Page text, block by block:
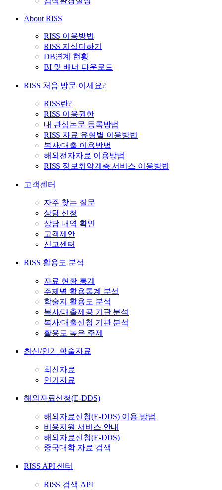
About RISS
RISS 이용방법
RISS 지식더하기
DB연계 현황
BI 및 배너 다운로드
RISS 처음 방문 이세요?
RISS란?
RISS 이용권한
내 관심논문 등록방법
RISS 자료 유형별 이용방법
복사/대출 이용방법
해외전자자료 이용방법
RISS 정보취약계층 서비스 이용방법
고객센터
자주 찾는 질문
상담 신청
상담 내역 확인
고객제안
신고센터
RISS 활용도 분석
자료 현황 통계
주제별 활용통계 분석
학술지 활용도 분석
복사/대출제공 기관 분석
복사/대출신청 기관 분석
활용도 높은 주제
최신/인기 학술자료
최신자료
인기자료
해외자료신청(E-DDS)
해외자료신청(E-DDS) 이용 방법
비용지원 서비스 안내
해외자료신청(E-DDS)
중국대학 자료 검색
RISS API 센터
RISS 검색 API